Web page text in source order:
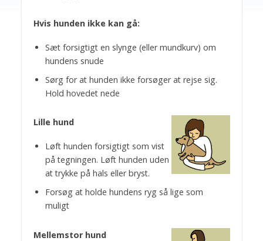
Hvis hunden ikke kan gå:
Sæt forsigtigt en slynge (eller mundkurv) om
hundens snude
Sørg for at hunden ikke forsøger at rejse sig.
Hold hovedet nede
Lille hund
Løft hunden forsigtigt som vist
på tegningen. Løft hunden uden
at trykke på hals eller bryst.
Forsøg at holde hundens ryg så lige som
muligt
Mellemstor hund